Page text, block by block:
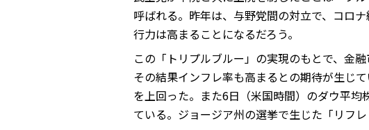
呼ばれる。昨年は、与野党間の対立で、コロ
行力は高まることになるだろう。
この「トリプルブルー」の実現のもとで、金
その結果インフレ率も高まるとの期待が生じ
を上回った。また6日（米国時間）のダウ平
ている。ジョージア州の選挙で生じた「リフ